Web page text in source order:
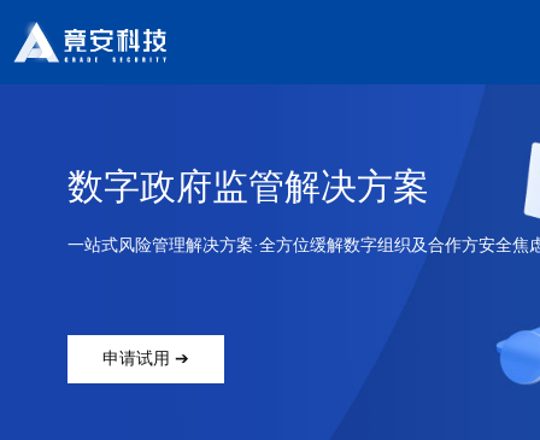
数字政府监管解决方案
一站式风险管理解决方案·全方位缓解数字组织及合作方安全焦
申请试用 ➔